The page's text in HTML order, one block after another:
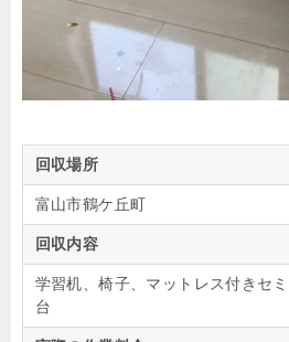
回収場所
富山市鶴ケ丘町
回収内容
学習机、椅子、マットレス付きセ
台